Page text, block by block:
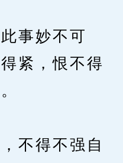
事妙不可
紧，恨不得
得不强自